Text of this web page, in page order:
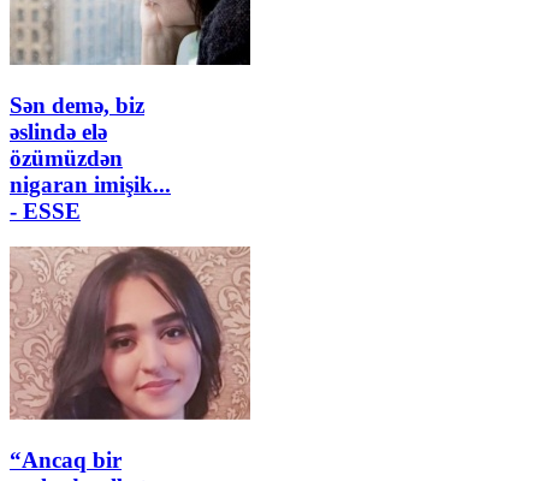
Sən demə, biz
əslində elə
özümüzdən
nigaran imişik...
- ESSE
“Ancaq bir